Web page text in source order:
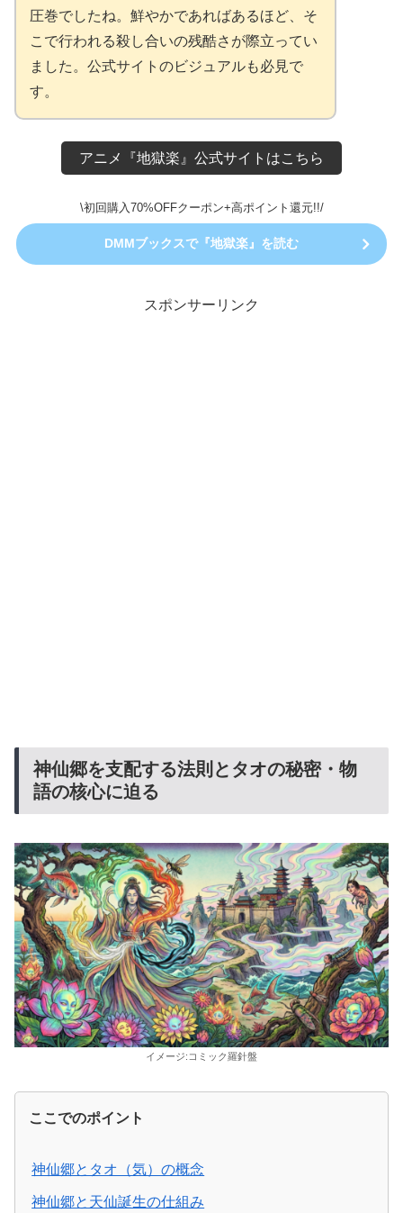
圧巻でしたね。鮮やかであればあるほど、そ
こで行われる殺し合いの残酷さが際立ってい
ました。公式サイトのビジュアルも必見で
す。
アニメ『地獄楽』公式サイトはこちら
\初回購入70%OFFクーポン+高ポイント還元!!/
DMMブックスで『地獄楽』を読む
スポンサーリンク
神仙郷を支配する法則とタオの秘密・物
語の核心に迫る
イメージ:コミック羅針盤
ここでのポイント
神仙郷とタオ（気）の概念
神仙郷と天仙誕生の仕組み